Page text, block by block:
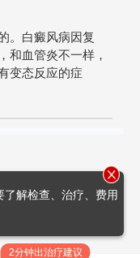
。白癜风病因复
和血管炎不一样，
变态反应的症
2分钟出治疗建议
解检查、治疗、费用